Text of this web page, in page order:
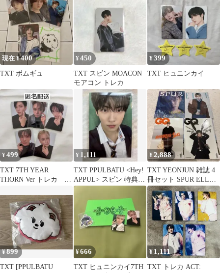
現在 ¥400
TXT ボムギュ
¥450
TXT スビン MOACON
モアコン トレカ
¥399
TXT ヒュニンカイ
¥499
TXT 7TH YEAR
THORN Ver トレカ 5
¥ 1,111
TXT PPULBATU <Hey!
APPUL> スビン 特典ト
レカ
¥2,888
TXT YEONJUN 雑誌 4
冊セット SPUR ELLE
GQ
¥899
TXT [PPULBATU
¥666
TXT ヒュニンカイ7TH
¥ 1,111
TXT トレカ ACT: